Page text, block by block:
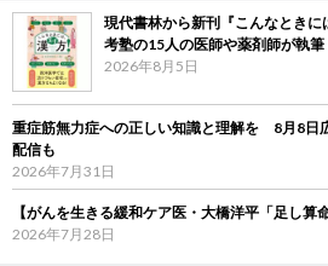
現代書林から新刊『こんなとき
考塾の15人の医師や薬剤師が執筆
2026年8月5日
重症筋無力症への正しい知識と理解を 8月8日
配信も
2026年7月31日
【がんを生きる緩和ケア医・大橋洋平「足し算
2026年7月28日